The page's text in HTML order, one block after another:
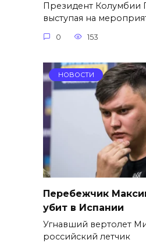
Президент Колумбии
выступая на
0 153
НОВОСТИ
Перебежчик
убит в Испании
Угнавший вертолет
российский летчик